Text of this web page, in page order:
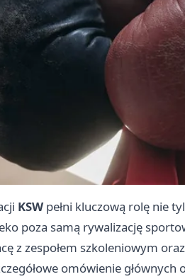
KSW pełni kluczową rolę nie
poza samą rywalizację
z zespołem szkoleniowym
omówienie